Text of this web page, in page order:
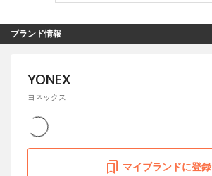
ブランド情報
YONEX
ヨネックス
マイブランドに登録